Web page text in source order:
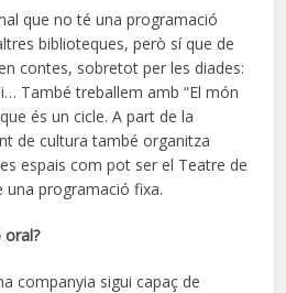
que no té una programació
biblioteques, però sí que de
contes, sobretot per les diades:
També treballem amb “El món
és un cicle. A part de la
de cultura també organitza
espais com pot ser el Teatre de
una programació fixa.
oral?
companyia sigui capaç de